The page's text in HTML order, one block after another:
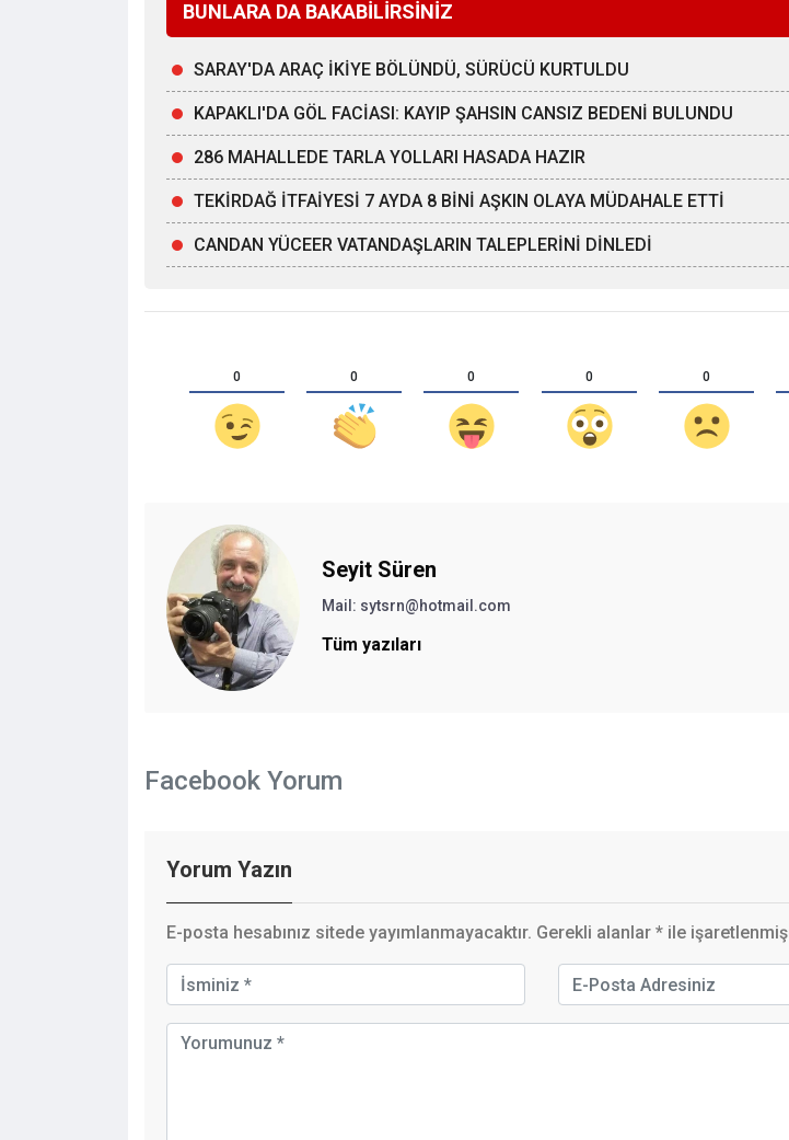
BUNLARA DA BAKABİLİRSİNİZ
SARAY'DA ARAÇ İKİYE BÖLÜNDÜ, SÜRÜCÜ KURTULDU
KAPAKLI'DA GÖL FACİASI: KAYIP ŞAHSIN CANSIZ BEDENİ BULUNDU
286 MAHALLEDE TARLA YOLLARI HASADA HAZIR
TEKİRDAĞ İTFAİYESİ 7 AYDA 8 BİNİ AŞKIN OLAYA MÜDAHALE ETTİ
CANDAN YÜCEER VATANDAŞLARIN TALEPLERİNİ DİNLEDİ
0 0 0 0 0
Seyit Süren
Mail: sytsrn@hotmail.com
Tüm yazıları
Facebook Yorum
Yorum Yazın
E-posta hesabınız sitede yayımlanmayacaktır. Gerekli alanlar * ile